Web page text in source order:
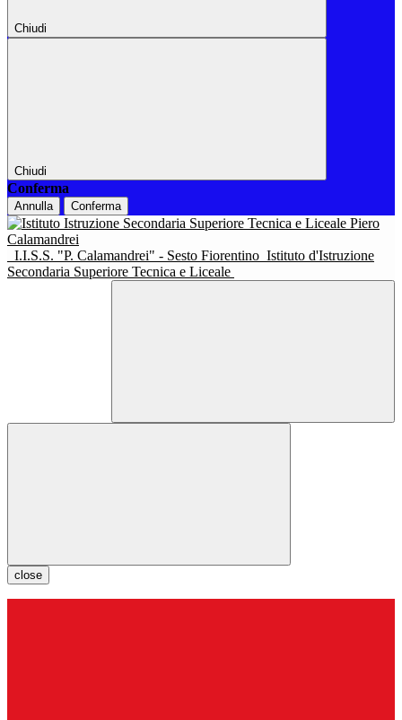
Chiudi
Chiudi
Conferma
Annulla Conferma
I.I.S.S. "P. Calamandrei" - Sesto Fiorentino Istituto d'Istruzione
Secondaria Superiore Tecnica e Liceale
close